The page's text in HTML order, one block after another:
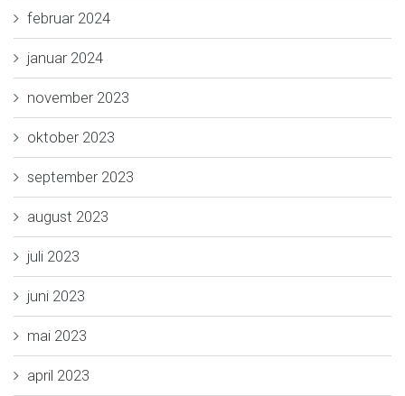
februar 2024
januar 2024
november 2023
oktober 2023
september 2023
august 2023
juli 2023
juni 2023
mai 2023
april 2023